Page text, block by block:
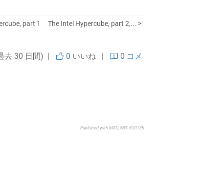
part 1 The Intel Hypercube, part 2,... >
去 30 日間) | 0 いいね|
0 コメ
Published with MATLAB® R2013b